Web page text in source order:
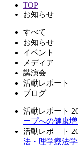
TOP
お知らせ
すべて
お知らせ
イベント
メディア
講演会
活動レポート
ブログ
活動レポート
ープへの健康
活動レポート
法・理学療法